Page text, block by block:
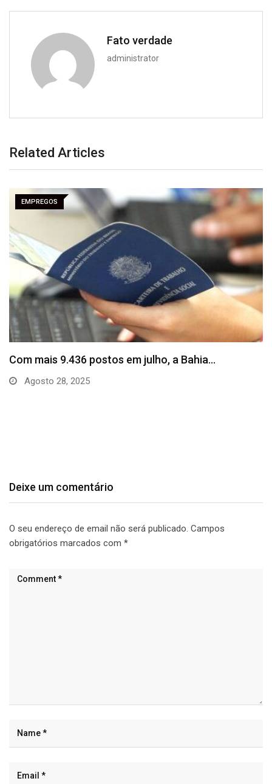
Fato verdade
administrator
Related Articles
EMPREGOS
Deixe um comentário
O seu endereço de email não será publicado. Campos
obrigatórios marcados com *